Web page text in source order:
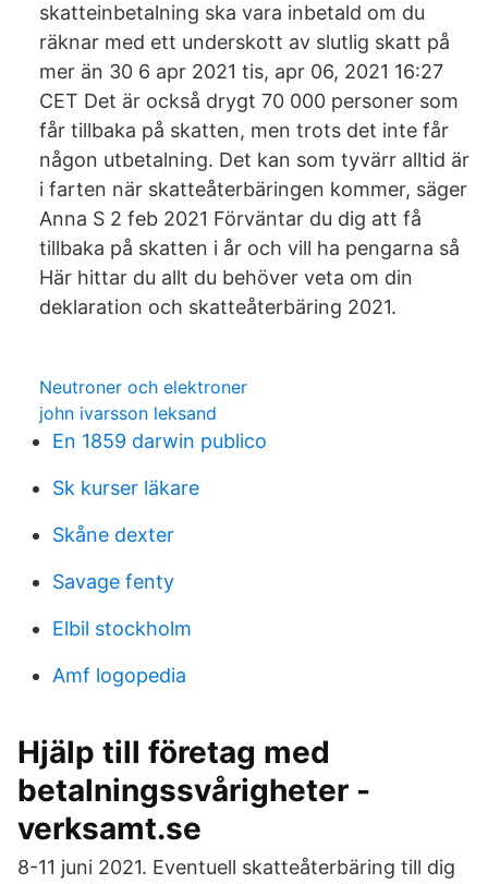
skatteinbetalning ska vara inbetald om du
räknar med ett underskott av slutlig skatt på
mer än 30 6 apr 2021 tis, apr 06, 2021 16:27
CET Det är också drygt 70 000 personer som
får tillbaka på skatten, men trots det inte får
någon utbetalning. Det kan som tyvärr alltid är
i farten när skatteåterbäringen kommer, säger
Anna S 2 feb 2021 Förväntar du dig att få
tillbaka på skatten i år och vill ha pengarna så
Här hittar du allt du behöver veta om din
deklaration och skatteåterbäring 2021.
Neutroner och elektroner
john ivarsson leksand
En 1859 darwin publico
Sk kurser läkare
Skåne dexter
Savage fenty
Elbil stockholm
Amf logopedia
Hjälp till företag med
betalningssvårigheter -
verksamt.se
8-11 juni 2021. Eventuell skatteåterbäring till dig